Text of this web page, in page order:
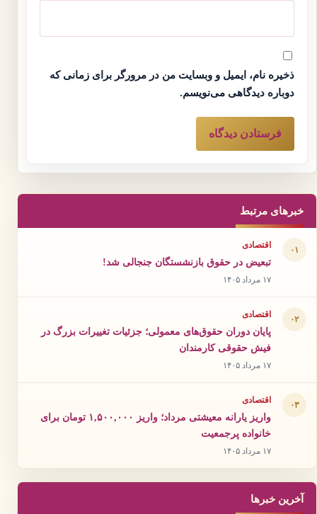
ذخیره نام، ایمیل و وبسایت من در مرورگر برای زمانی که
دوباره دیدگاهی می‌نویسم.
خبرهای مرتبط
۰۱ اقتصادی
تبعیض در حقوق بازنشستگان جنجالی شد!
۱۷ مرداد ۱۴۰۵
۰۲ اقتصادی
پایان دوران حقوق‌های معمولی؛ جزئیات تغییرات بزرگ در
فیش حقوقی کارمندان
۱۷ مرداد ۱۴۰۵
۰۳ اقتصادی
واریز یارانه معیشتی مرداد؛ واریز ۱,۵۰۰,۰۰۰ تومان برای
خانواده پرجمعیت
۱۷ مرداد ۱۴۰۵
آخرین خبرها